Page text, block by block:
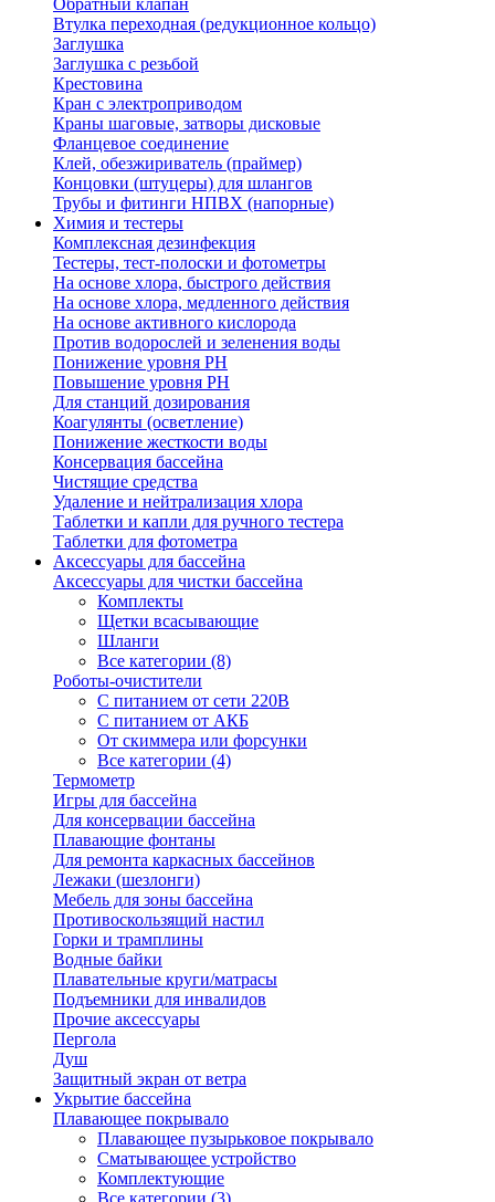
Обратный клапан
Втулка переходная (редукционное кольцо)
Заглушка
Заглушка с резьбой
Крестовина
Кран с электроприводом
Краны шаговые, затворы дисковые
Фланцевое соединение
Клей, обезжириватель (праймер)
Концовки (штуцеры) для шлангов
Трубы и фитинги НПВХ (напорные)
Химия и тестеры
Комплексная дезинфекция
Тестеры, тест-полоски и фотометры
На основе хлора, быстрого действия
На основе хлора, медленного действия
На основе активного кислорода
Против водорослей и зеленения воды
Понижение уровня РН
Повышение уровня РН
Для станций дозирования
Коагулянты (осветление)
Понижение жесткости воды
Консервация бассейна
Чистящие средства
Удаление и нейтрализация хлора
Таблетки и капли для ручного тестера
Таблетки для фотометра
Аксессуары для бассейна
Аксессуары для чистки бассейна
Комплекты
Щетки всасывающие
Шланги
Все категории (8)
Роботы-очистители
С питанием от сети 220В
С питанием от АКБ
От скиммера или форсунки
Все категории (4)
Термометр
Игры для бассейна
Для консервации бассейна
Плавающие фонтаны
Для ремонта каркасных бассейнов
Лежаки (шезлонги)
Мебель для зоны бассейна
Противоскользящий настил
Горки и трамплины
Водные байки
Плавательные круги/матрасы
Подъемники для инвалидов
Прочие аксессуары
Пергола
Душ
Защитный экран от ветра
Укрытие бассейна
Плавающее покрывало
Плавающее пузырьковое покрывало
Сматывающее устройство
Комплектующие
Все категории (3)